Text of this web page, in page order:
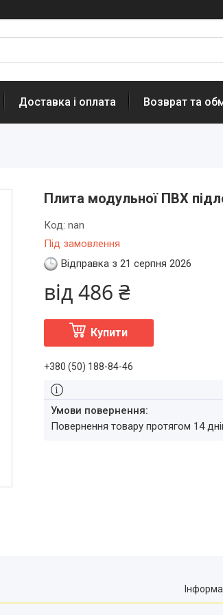
Доставка і оплата Возврат та
Плита модульної ПВХ
Під замовлення
Код: nan
Відправка з 21 серпня 2026
від486 ₴
Купити
+380 (50) 188-84-46
повернення товару протягом 14